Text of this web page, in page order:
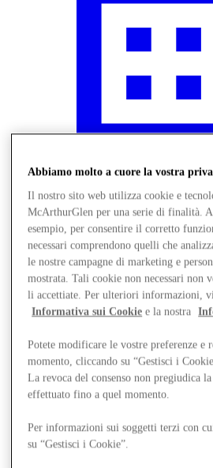
Abbiamo molto a cuore la vostra
Il nostro sito web utilizza cookie e
McArthurGlen per una serie di finalità.
esempio, per consentire il corretto
necessari comprendono quelli che
le nostre campagne di marketing e
mostrata. Tali cookie non necessari non
li accettiate. Per ulteriori informazioni,
Informativa sui Cookie e la nostra
Potete modificare le vostre preferenze e
momento, cliccando su “Gestisci i
La revoca del consenso non pregiudica
effettuato fino a quel momento.
Per informazioni sui soggetti terzi con
su “Gestisci i Cookie”.